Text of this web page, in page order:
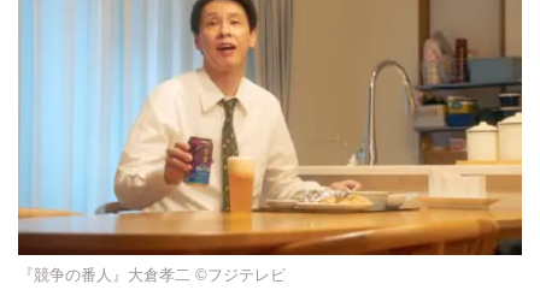
『競争の番人』大倉孝二 ©フジテレビ